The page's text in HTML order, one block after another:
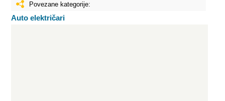
Povezane kategorije:
Auto električari